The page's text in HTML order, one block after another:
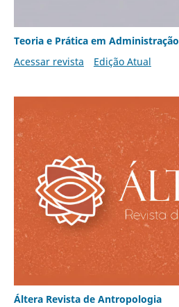
Teoria e Prática em Administração
Acessar revista
Edição Atual
Áltera Revista de Antropologia